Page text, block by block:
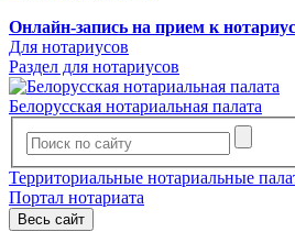
Онлайн-запись на прием к
Для нотариусов
Раздел для нотариусов
Белорусская нотариальная палата
Территориальные нотариальные
Портал нотариата
Весь сайт